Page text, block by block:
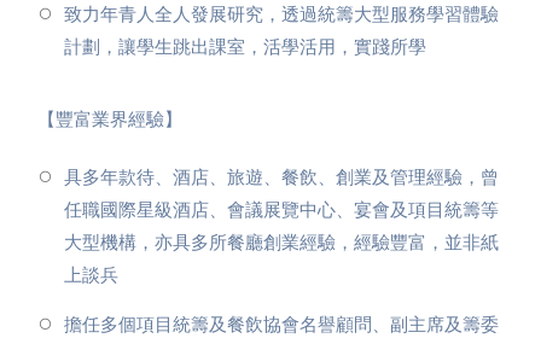
⁠致力年青人全人發展研究，透過統籌大型服務學習體驗
計劃，讓學生跳出課室，活學活用，實踐所學
【豐富業界經驗】
⁠具多年款待、酒店、旅遊、餐飲、創業及管理經驗，曾
任職國際星級酒店、會議展覽中心、宴會及項目統籌等
大型機構，亦具多所餐廳創業經驗，經驗豐富，並非紙
上談兵
⁠擔任多個項目統籌及餐飲協會名譽顧問、副主席及籌委